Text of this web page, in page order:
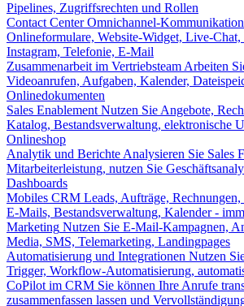
Pipelines, Zugriffsrechten und Rollen
Contact Center Omnichannel-
Onlineformulare, Website-Widget, Live-
Instagram, Telefonie, E-Mail
Zusammenarbeit im Vertriebsteam Arbeiten
Videoanrufen, Aufgaben, Kalender,
Onlinedokumenten
Sales Enablement Nutzen Sie Angebote,
Katalog, Bestandsverwaltung, elektronische
Onlineshop
Analytik und Berichte Analysieren Sie Sales
Mitarbeiterleistung, nutzen Sie
Dashboards
Mobiles CRM Leads, Aufträge,
E-Mails, Bestandsverwaltung, Kalender -
Marketing Nutzen Sie E-Mail-Kampagnen,
Media, SMS, Telemarketing, Landingpages
Automatisierung und Integrationen Nutzen
Trigger, Workflow-Automatisierung,
CoPilot im CRM Sie können Ihre Anrufe
zusammenfassen lassen und